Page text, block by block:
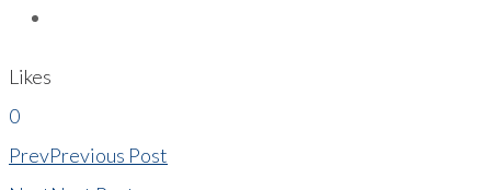
Likes
0
PrevPrevious Post